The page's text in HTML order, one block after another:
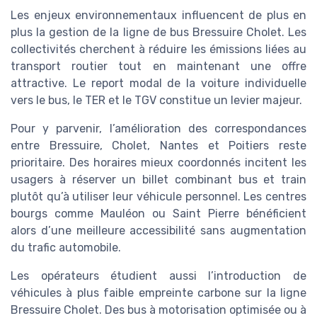
Les enjeux environnementaux influencent de plus en
plus la gestion de la ligne de bus Bressuire Cholet. Les
collectivités cherchent à réduire les émissions liées au
transport routier tout en maintenant une offre
attractive. Le report modal de la voiture individuelle
vers le bus, le TER et le TGV constitue un levier majeur.
Pour y parvenir, l’amélioration des correspondances
entre Bressuire, Cholet, Nantes et Poitiers reste
prioritaire. Des horaires mieux coordonnés incitent les
usagers à réserver un billet combinant bus et train
plutôt qu’à utiliser leur véhicule personnel. Les centres
bourgs comme Mauléon ou Saint Pierre bénéficient
alors d’une meilleure accessibilité sans augmentation
du trafic automobile.
Les opérateurs étudient aussi l’introduction de
véhicules à plus faible empreinte carbone sur la ligne
Bressuire Cholet. Des bus à motorisation optimisée ou à